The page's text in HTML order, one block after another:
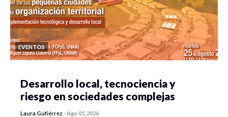
EVENTOS
Desarrollo local, tecnociencia y
riesgo en sociedades complejas
Laura Gutiérrez -Ago 05, 2026